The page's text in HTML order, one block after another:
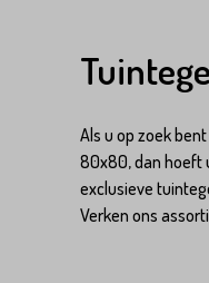
Flagstones
Zwembad
Keramische
Kinderkoppen
Water
Vijverranden
Steenstrips
Langformaat
Als u op zoek
80x80, dan hoeft
exclusieve
Verken ons